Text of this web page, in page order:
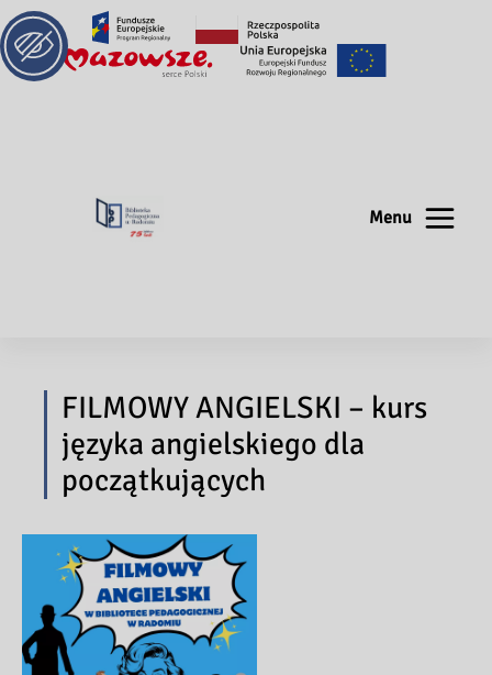
Menu
FILMOWY ANGIELSKI – kurs
języka angielskiego dla
początkujących